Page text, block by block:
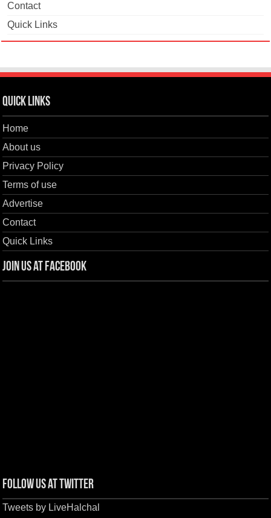
Contact
Quick Links
Quick Links
Home
About us
Privacy Policy
Terms of use
Advertise
Contact
Quick Links
Join us at Facebook
Follow us at Twitter
Tweets by LiveHalchal